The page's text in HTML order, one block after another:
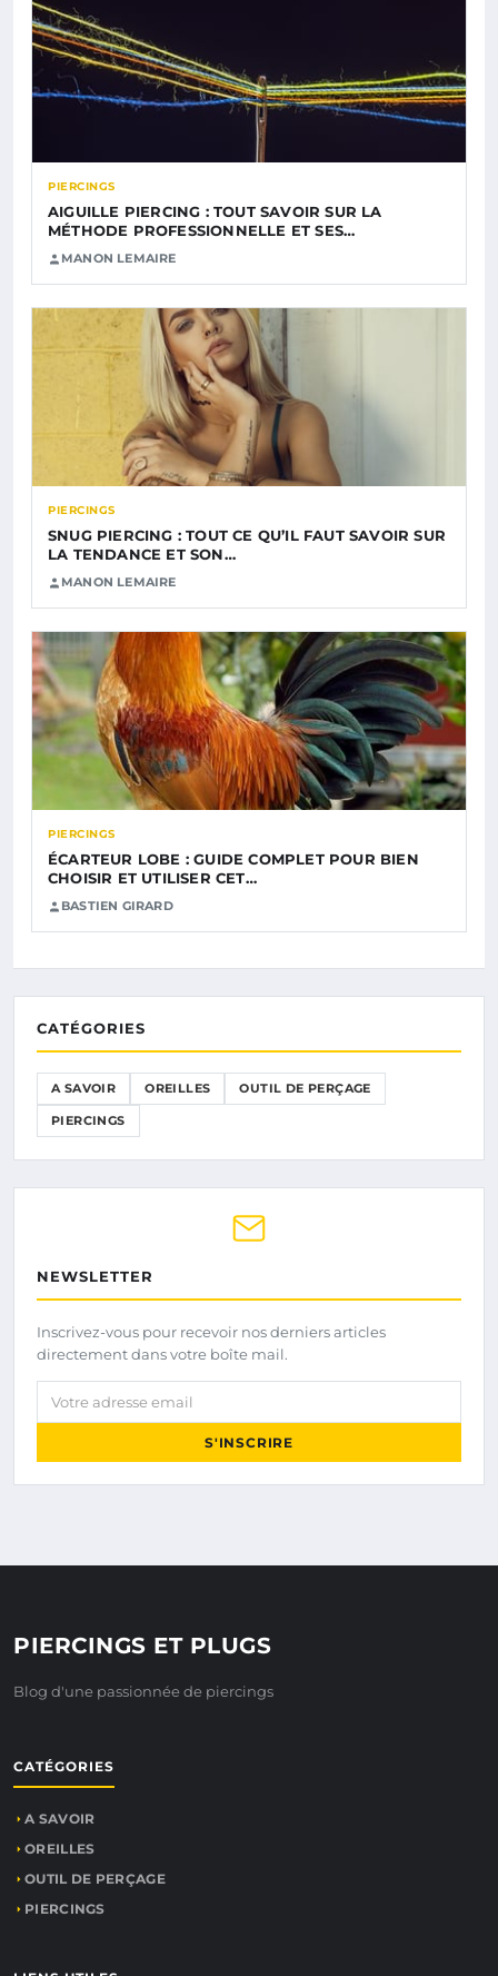
PIERCINGS
AIGUILLE PIERCING : TOUT SAVOIR SUR LA
MÉTHODE PROFESSIONNELLE ET SES…
MANON LEMAIRE
PIERCINGS
SNUG PIERCING : TOUT CE QU’IL FAUT SAVOIR SUR
LA TENDANCE ET SON…
MANON LEMAIRE
PIERCINGS
ÉCARTEUR LOBE : GUIDE COMPLET POUR BIEN
CHOISIR ET UTILISER CET…
BASTIEN GIRARD
CATÉGORIES
A SAVOIR OREILLES OUTIL DE PERÇAGE
PIERCINGS
NEWSLETTER
Inscrivez-vous pour recevoir nos derniers articles
directement dans votre boîte mail.
Votre adresse email
S'INSCRIRE
PIERCINGS ET PLUGS
Blog d'une passionnée de piercings
CATÉGORIES
A SAVOIR
OREILLES
OUTIL DE PERÇAGE
PIERCINGS